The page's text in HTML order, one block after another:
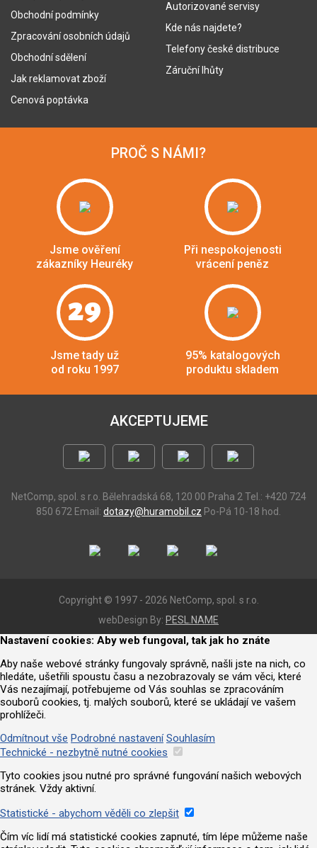
Obchodní podmínky
Zpracování osobních údajů
Obchodní sdělení
Jak reklamovat zboží
Cenová poptávka
Autorizované servisy
Kde nás najdete?
Telefony české distribuce
Záruční lhůty
PROČ S NÁMI?
Jsme ověření
zákazníky Heuréky
Při nespokojenosti
vrácení peněz
29
Jsme tady už
od roku 1997
95% katalogových
produktu skladem
AKCEPTUJEME
NetComp, spol. s r.o. Bělehradská 68, 120 00 Praha 2 Tel.: +420 724
850 672 Email: dotazy@huramobil.cz Po-Pá 10-18 hod.
Copyright © 1997 - 2026 NetComp, spol. s r.o.
webDesign By: PESL.NAME
Nastavení cookies: Aby web fungoval, tak jak ho znáte
Aby naše webové stránky fungovaly správně, našli jste na nich, co
hledáte, ušetřili spoustu času a nezobrazovaly se vám věci, které
Vás nezajímají, potřebujeme od Vás souhlas se zpracováním
souborů cookies, tj. malých souborů, které se ukládají ve vašem
prohlížeči.
Odmítnout vše Podrobné nastavení Souhlasím
Technické - nezbytně nutné cookies
Tyto cookies jsou nutné pro správné fungování našich webových
stránek. Vždy aktivní.
Statistické - abychom věděli co zlepšit
Čím víc lidí má statistické cookies zapnuté, tím lépe můžeme naše